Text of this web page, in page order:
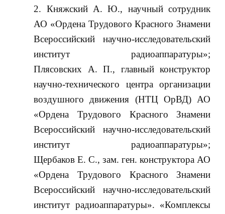
Княжский А. Ю., научный сотрудник
АО «Ордена Трудового Красного Знамени
Всероссийский научно-исследовательский
институт радиоаппаратуры»;
Плясовских А. П., главный конструктор
научно-технического центра организации
воздушного движения (НТЦ ОрВД) АО
«Ордена Трудового Красного Знамени
Всероссийский научно-исследовательский
институт радиоаппаратуры»;
Щербаков Е. С., зам. ген. конструктора АО
«Ордена Трудового Красного Знамени
Всероссийский научно-исследовательский
институт радиоаппаратуры». «Комплексы